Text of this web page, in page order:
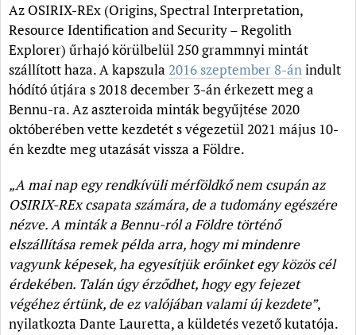
Az OSIRIX-REx (Origins, Spectral Interpretation,
Resource Identification and Security – Regolith
Explorer) űrhajó körülbelül 250 grammnyi mintát
szállított haza. A kapszula 2016 szeptember 8-ánindult
hódító útjára s 2018 december 3-án érkezett meg a
Bennu-ra. Az aszteroida minták begyűjtése 2020
októberében vette kezdetét s végezetül 2021 május 10-
én kezdte meg utazását vissza a Földre.
„A mai nap egy rendkívüli mérföldkő nem csupán az
OSIRIX-REx csapata számára, de a tudomány egészére
nézve. A minták a Bennu-ról a Földre történő
elszállítása remek példa arra, hogy mi mindenre
vagyunk képesek, ha egyesítjük erőinket egy közös cél
érdekében. Talán úgy érződhet, hogy egy fejezet
végéhez értünk, de ez valójában valami új kezdete”,
nyilatkozta Dante Lauretta, a küldetés vezető kutatója.